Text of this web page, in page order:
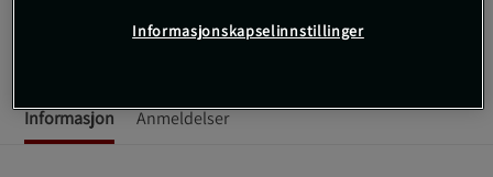
Informasjon Anmeldelser
Informasjonskapselinnstillinger